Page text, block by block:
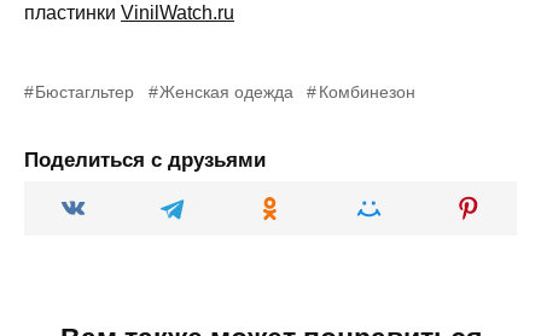
пластинки VinilWatch.ru
Бюстагльтер Женская одежда Комбинезон
Поделиться с друзьями